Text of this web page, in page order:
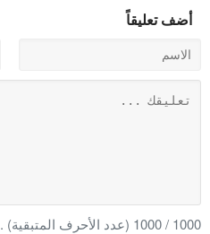
أضف تعليقاً
1000
/
1000 (عدد الأحرف المتبقية) .